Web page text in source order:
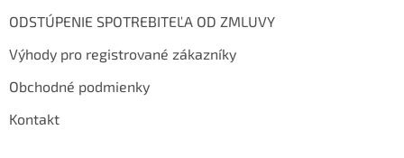
ODSTÚPENIE SPOTREBITEĽA OD ZMLUVY
Výhody pro registrované zákazníky
Obchodné podmienky
Kontakt